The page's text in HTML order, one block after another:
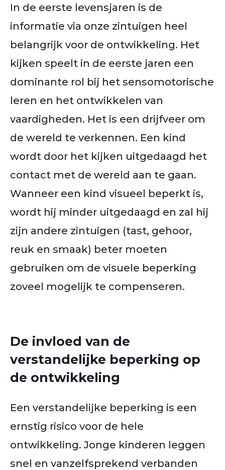
In de eerste levensjaren is de
informatie via onze zintuigen heel
belangrijk voor de ontwikkeling. Het
kijken speelt in de eerste jaren een
dominante rol bij het sensomotorische
leren en het ontwikkelen van
vaardigheden. Het is een drijfveer om
de wereld te verkennen. Een kind
wordt door het kijken uitgedaagd het
contact met de wereld aan te gaan.
Wanneer een kind visueel beperkt is,
wordt hij minder uitgedaagd en zal hij
zijn andere zintuigen (tast, gehoor,
reuk en smaak) beter moeten
gebruiken om de visuele beperking
zoveel mogelijk te compenseren.
De invloed van de
verstandelijke beperking op
de ontwikkeling
Een verstandelijke beperking is een
ernstig risico voor de hele
ontwikkeling. Jonge kinderen leggen
snel en vanzelfsprekend verbanden